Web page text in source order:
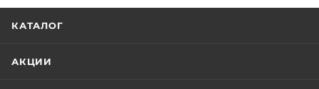
КАТАЛОГ
АКЦИИ